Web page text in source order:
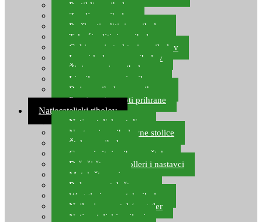
Partikli za ribolov
Zemlja za ribolov
Praškasti aditivi za ribolov
Tekući aditivi za ribolov
Gel i sprej atraktori za ribolov
Lovni kukuruz za ribolov
Živi mamci za ribolov
Ljepilo za crve i prihranu
Boje za ribolovnu prihranu
Provjereni recepti prihrane
Natjecateljski ribolov
Natjecateljske stolice
Nastavci za ribolovne stolice
Šteke za ribolov
Gume i sitni pribor za šteku
Držači štapova rolleri i nastavci
Match štapovi
Role za match štapove
Waggleri za match ribolov
Najloni za match/waggler
Natjecateljski najloni